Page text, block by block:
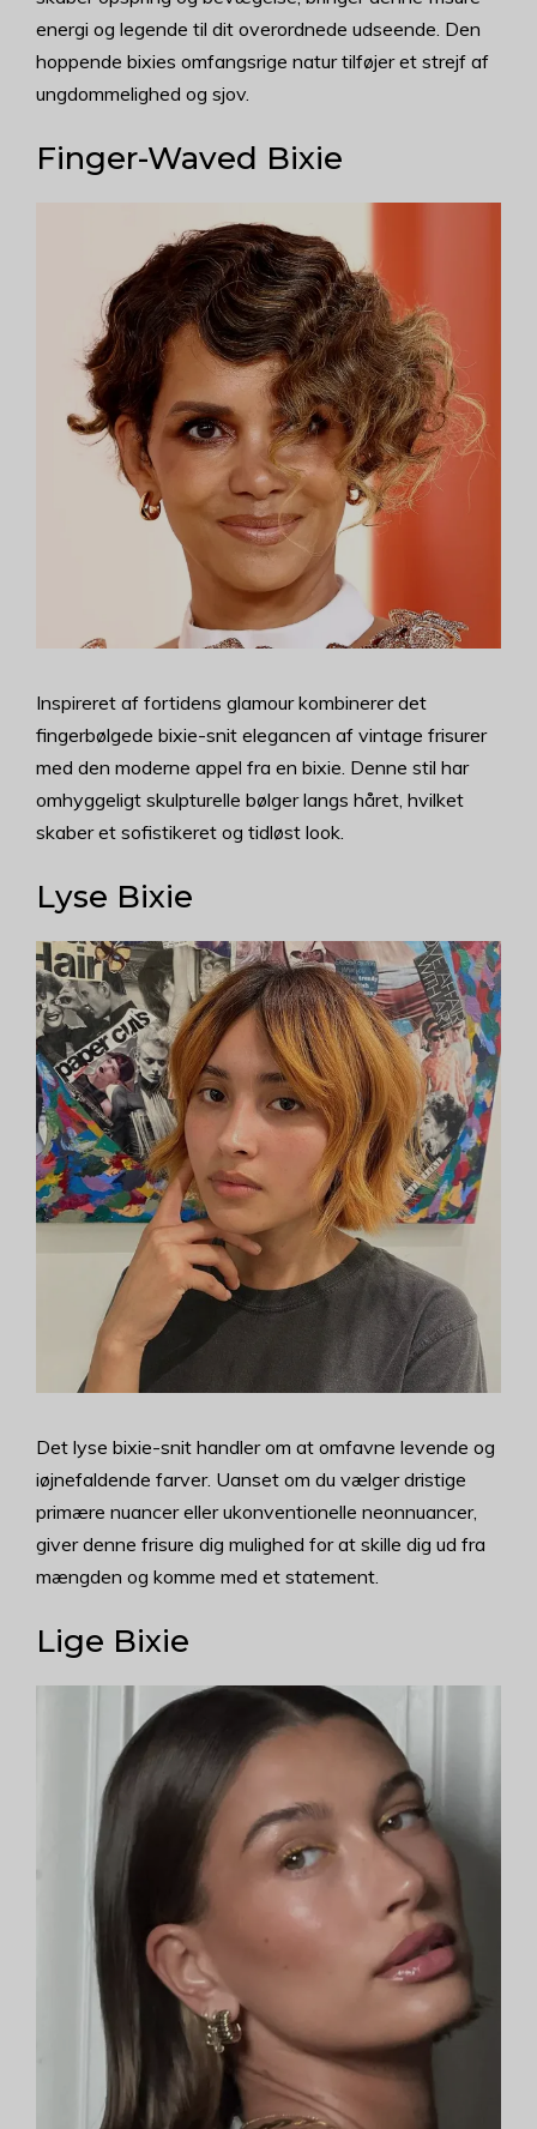
energi og legende til dit overordnede udseende. Den
hoppende bixies omfangsrige natur tilføjer et strejf af
ungdommelighed og sjov.
Finger-Waved Bixie
Inspireret af fortidens glamour kombinerer det
fingerbølgede bixie-snit elegancen af vintage frisurer
med den moderne appel fra en bixie. Denne stil har
omhyggeligt skulpturelle bølger langs håret, hvilket
skaber et sofistikeret og tidløst look.
Lyse Bixie
Det lyse bixie-snit handler om at omfavne levende og
iøjnefaldende farver. Uanset om du vælger dristige
primære nuancer eller ukonventionelle neonnuancer,
giver denne frisure dig mulighed for at skille dig ud fra
mængden og komme med et statement.
Lige Bixie